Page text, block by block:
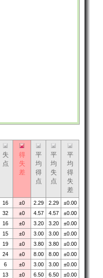
失
点
得
失
差
平
均
得
点
平
均
失
点
平
均
得
失
差
16 ±0 2.29 2.29
±0.00
32 ±0 4.57 4.57
±0.00
16 ±0 3.20 3.20
±0.00
15 ±0 3.00 3.00
±0.00
19 ±0 3.80 3.80
±0.00
24 ±0 8.00 8.00
±0.00
6 ±0 3.00 3.00
±0.00
13 ±0 6.50 6.50
±0.00